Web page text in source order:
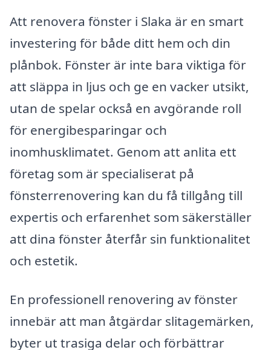
Att renovera fönster i Slaka är en smart
investering för både ditt hem och din
plånbok. Fönster är inte bara viktiga för
att släppa in ljus och ge en vacker utsikt,
utan de spelar också en avgörande roll
för energibesparingar och
inomhusklimatet. Genom att anlita ett
företag som är specialiserat på
fönsterrenovering kan du få tillgång till
expertis och erfarenhet som säkerställer
att dina fönster återfår sin funktionalitet
och estetik.
En professionell renovering av fönster
innebär att man åtgärdar slitagemärken,
byter ut trasiga delar och förbättrar